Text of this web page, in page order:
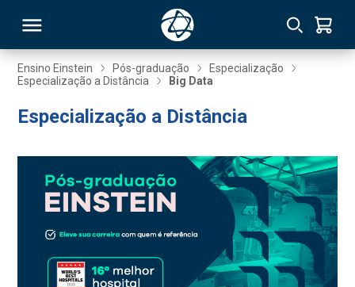
Ensino Einstein Pós-graduação
Especialização
Especialização a Distância
Big Data
Especialização a Distância